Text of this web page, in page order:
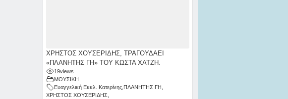
ΧΡΗΣΤΟΣ ΧΟΥΣΕΡΙΔΗΣ, ΤΡΑΓΟΥΔΑΕΙ
«ΠΛΑΝΗΤΗΣ ΓΗ» ΤΟΥ ΚΩΣΤΑ ΧΑΤΖΗ.
19views
ΜΟΥΣΙΚΗ
Ευαγγελική Εκκλ. Κατερίνης, ΠΛΑΝΗΤΗΣ ΓΗ
ΧΡΗΣΤΟΣ ΧΟΥΣΕΡΙΔΗΣ